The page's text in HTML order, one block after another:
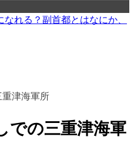
なれる？副首都とはなにか、
津海軍所
での三重津海軍